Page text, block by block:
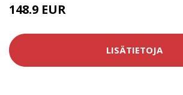
148.9 EUR
LISÄTIETOJA